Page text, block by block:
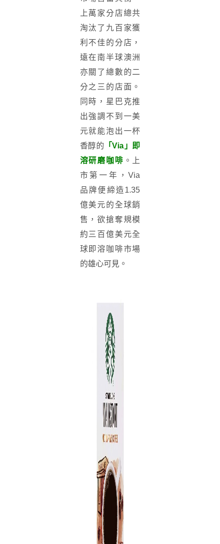
上萬家分店總共
淘汰了九百家獲
利不佳的分店，
遠在南半球澳洲
亦關了總數的二
分之三的店面。
同時，星巴克推
出強調不到一美
元就能泡出一杯
香醇的 「Via」即
溶研磨咖啡 。上
市第一年，Via
品牌便締造1.35
億美元的全球銷
售，欲搶奪規模
約三百億美元全
球即溶咖啡市場
的雄心可見。